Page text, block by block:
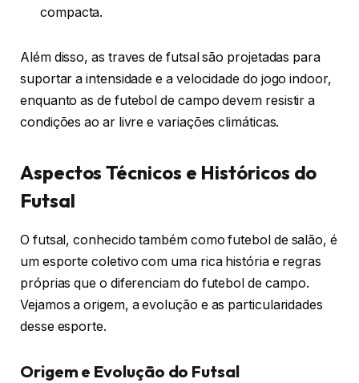
compacta.
Além disso, as traves de futsal são projetadas para
suportar a intensidade e a velocidade do jogo indoor,
enquanto as de futebol de campo devem resistir a
condições ao ar livre e variações climáticas.
Aspectos Técnicos e Históricos do
Futsal
O futsal, conhecido também como futebol de salão, é
um esporte coletivo com uma rica história e regras
próprias que o diferenciam do futebol de campo.
Vejamos a origem, a evolução e as particularidades
desse esporte.
Origem e Evolução do Futsal